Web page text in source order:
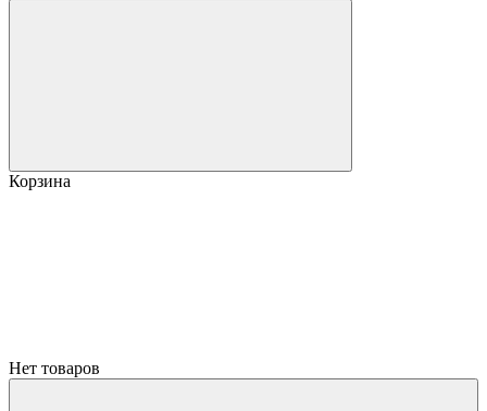
Корзина
Нет товаров